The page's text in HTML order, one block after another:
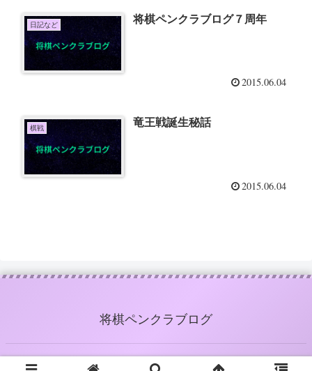
日記など 将棋ペンクラブログ７周年
2015.06.04
棋戦 竜王戦誕生秘話
2015.06.04
将棋ペンクラブログ